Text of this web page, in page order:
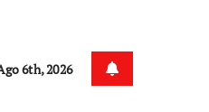
6th, 2026